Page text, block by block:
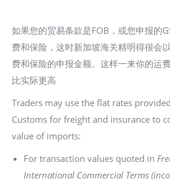
如果您的贸易条款是FOB，或您申报的
费和保险，这时新加坡海关精明得很会
费和保险的申报金额。这样一来你的运
比实际更高
Traders may use the flat rates
Customs for freight and insurance to
value of imports:
For transaction values quoted in
International Commercial Terms